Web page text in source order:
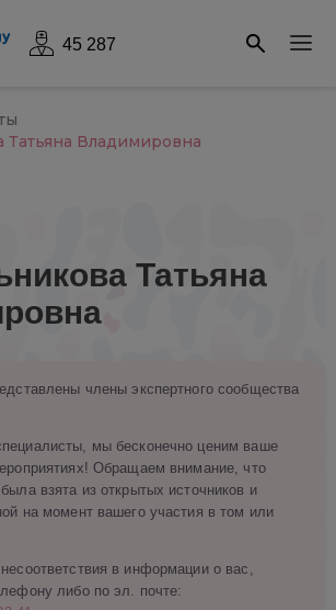
45 287
Татьяна Владимировна
Татьяна
члены экспертного сообщества
мы бесконечно ценим ваше
Обращаем внимание, что
взята из открытых источников и
на момент вашего участия в том или
в информации о вас,
либо по эл. почте: